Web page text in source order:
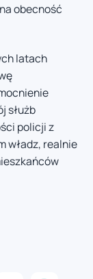
obecność
latach
służb
policji z
władz, realnie